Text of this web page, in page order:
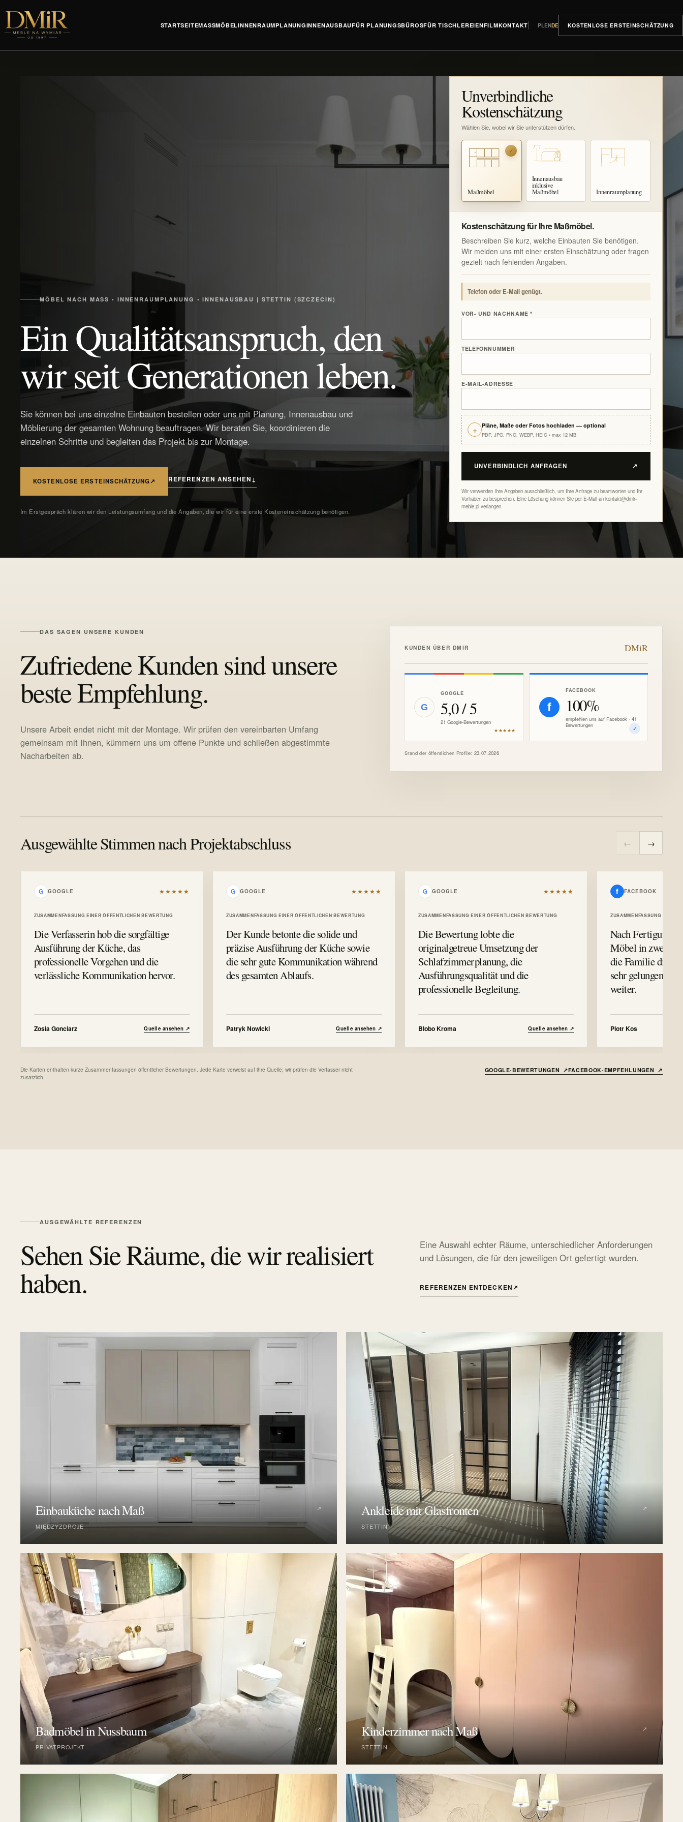
STARTSEITEMASSMÖBEL INNENRAUMPLANUNGINNENAUSBAUFÜR PLANUNGSBÜROSFÜR TISCHLEREIENFILMKONTAKT PLENDE KOSTENLOSE ERSTEINSCHÄTZUNG
MÖBEL NACH MASS • INNENRAUMPLANUNG • INNENAUSBAU | STETTIN (SZCZECIN)
Ein Qualitätsanspruch, den
wir seit Generationen leben.
Sie können bei uns einzelne Einbauten bestellen oder uns mit Planung, Innenausbau und
Möblierung der gesamten Wohnung beauftragen. Wir beraten Sie, koordinieren die
einzelnen Schritte und begleiten das Projekt bis zur Montage.
KOSTENLOSE ERSTEINSCHÄTZUNG↗ REFERENZEN ANSEHEN↓
Im Erstgespräch klären wir den Leistungsumfang und die Angaben, die wir für eine erste Kosteneinschätzung benötigen.
Unverbindliche
Kostenschätzung
Wählen Sie, wobei wir Sie unterstützen dürfen.
✓
Maßmöbel
Innenausbau
inklusive
Maßmöbel Innenraumplanung
Kostenschätzung für Ihre Maßmöbel.
Beschreiben Sie kurz, welche Einbauten Sie benötigen.
Wir melden uns mit einer ersten Einschätzung oder fragen
gezielt nach fehlenden Angaben.
Telefon oder E-Mail genügt.
VOR- UND NACHNAME *
TELEFONNUMMER
E-MAIL-ADRESSE
+ Pläne, Maße oder Fotos hochladen — optional
PDF, JPG, PNG, WEBP, HEIC • max 12 MB
UNVERBINDLICH ANFRAGEN ↗
Wir verwenden Ihre Angaben ausschließlich, um Ihre Anfrage zu beantworten und Ihr
Vorhaben zu besprechen. Eine Löschung können Sie per E-Mail an kontakt@dmir-
meble.pl verlangen.
DAS SAGEN UNSERE KUNDEN
Zufriedene Kunden sind unsere
beste Empfehlung.
Unsere Arbeit endet nicht mit der Montage. Wir prüfen den vereinbarten Umfang
gemeinsam mit Ihnen, kümmern uns um offene Punkte und schließen abgestimmte
Nacharbeiten ab.
KUNDEN ÜBER DMIR DMiR
G
GOOGLE
5,0 / 5
21 Google-Bewertungen
★★★★★
f
FACEBOOK
100%
empfehlen uns auf Facebook · 41
Bewertungen
✓
Stand der öffentlichen Profile: 23.07.2026
Ausgewählte Stimmen nach Projektabschluss ← →
G GOOGLE ★★★★★
ZUSAMMENFASSUNG EINER ÖFFENTLICHEN BEWERTUNG
Die Verfasserin hob die sorgfältige
Ausführung der Küche, das
professionelle Vorgehen und die
verlässliche Kommunikation hervor.
Zosia Gonciarz Quelle ansehen ↗
G GOOGLE ★★★★★
ZUSAMMENFASSUNG EINER ÖFFENTLICHEN BEWERTUNG
Der Kunde betonte die solide und
präzise Ausführung der Küche sowie
die sehr gute Kommunikation während
des gesamten Ablaufs.
Patryk Nowicki Quelle ansehen ↗
G GOOGLE ★★★★★
ZUSAMMENFASSUNG EINER ÖFFENTLICHEN BEWERTUNG
Die Bewertung lobte die
originalgetreue Umsetzung der
Schlafzimmerplanung, die
Ausführungsqualität und die
professionelle Begleitung.
Blobo Kroma Quelle ansehen ↗
f FACEBOOK
ZUSAMMENFASSUNG EINER
Nach Fertigung
Möbel in zwei
die Familie die
sehr gelungen
weiter.
Piotr Kos
Die Karten enthalten kurze Zusammenfassungen öffentlicher Bewertungen. Jede Karte verweist auf ihre Quelle; wir prüfen die Verfasser nicht
zusätzlich.
GOOGLE-BEWERTUNGEN ↗FACEBOOK-EMPFEHLUNGEN ↗
AUSGEWÄHLTE REFERENZEN
Sehen Sie Räume, die wir realisiert
haben.
Eine Auswahl echter Räume, unterschiedlicher Anforderungen
und Lösungen, die für den jeweiligen Ort gefertigt wurden.
REFERENZEN ENTDECKEN↗
Einbauküche nach Maß
MIĘDZYZDROJE
↗ Ankleide mit Glasfronten
STETTIN
↗
Badmöbel in Nussbaum
PRIVATPROJEKT
↗ Kinderzimmer nach Maß
STETTIN
↗